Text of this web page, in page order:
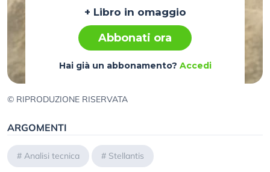
+ Libro in omaggio
Abbonati ora
Hai già un abbonamento? Accedi
© RIPRODUZIONE RISERVATA
ARGOMENTI
# Analisi tecnica # Stellantis